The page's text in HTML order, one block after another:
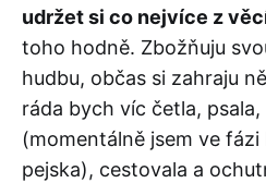
udržet si co nejvíce z
toho hodně. Zbožňuju
hudbu, občas si zahraju
ráda bych víc četla, psala,
(momentálně jsem ve
pejska), cestovala a